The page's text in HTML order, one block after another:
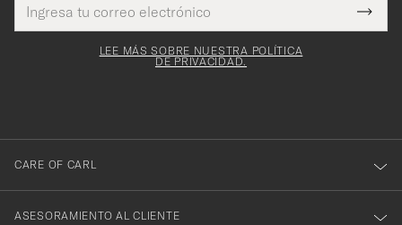
de
correo
Este
es
¡Gracias
por
suscribirte
boletín!
LEE MÁS SOBRE NUESTRA POLÍTICA
DE PRIVACIDAD.
CARE OF CARL
ASESORAMIENTO AL CLIENTE